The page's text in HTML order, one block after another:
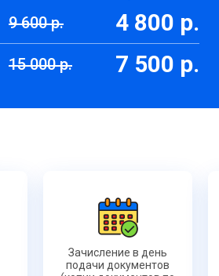
9 600 р. 4 800 р.
15 000 р. 7 500 р.
Зачисление в день
подачи документов